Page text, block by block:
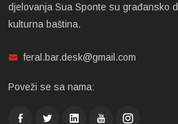
djelovanja Sua Sponte su građansko
kulturna baština.
feral.bar.desk@gmail.com
Poveži se sa nama: